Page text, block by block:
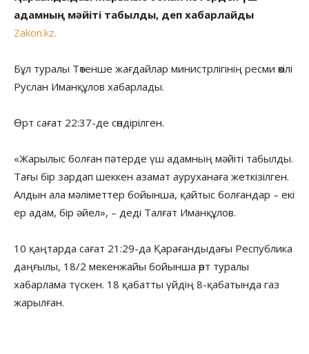
адамның мәйіті табылды, деп хабарлайды
Zakon.kz.
Бұл туралы Төтенше жағдайлар министрлігінің ресми өкілі
Руслан Иманқұлов хабарлады.
Өрт сағат 22:37-де сөндірілген.
«Жарылыс болған пәтерде үш адамның мәйіті табылды.
Тағы бір зардап шеккен азамат ауруханаға жеткізілген.
Алдын ала мәліметтер бойынша, қайтыс болғандар – екі
ер адам, бір әйел», – деді Талғат Иманқұлов.
10 қаңтарда сағат 21:29-да Қарағандыдағы Республика
даңғылы, 18/2 мекенжайы бойынша өрт туралы
хабарлама түскен. 18 қабатты үйдің 8-қабатында газ
жарылған.